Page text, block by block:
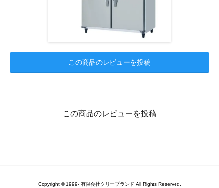
この商品のレビューを投稿
この商品のレビューを投稿
Copyright © 1999- 有限会社クリーブランド All Rights Reserved.